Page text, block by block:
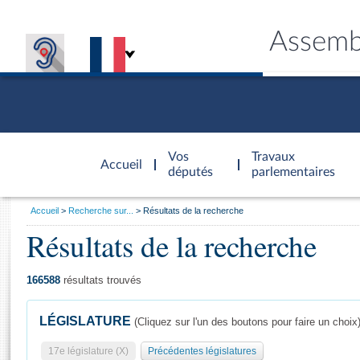
Accueil
d'accueil
Vos
députés
Travaux
parlementaires
Général
Vous
Accueil Recherche sur... Résultats de la recherche
Résultats de la recherche
166588 résultats trouvés
LÉGISLATURE (Cliquez sur l'un des boutons pour faire un choix)
17e législature (X) Précédentes législatures